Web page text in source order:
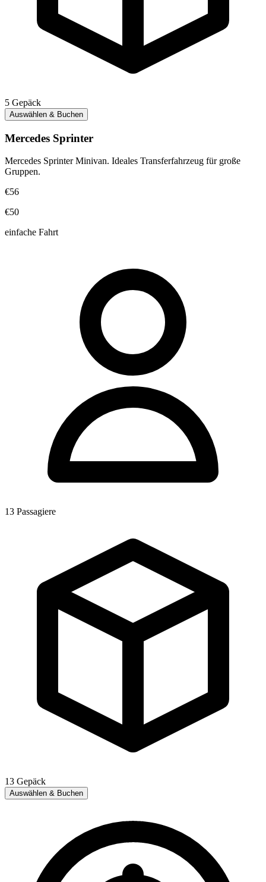
5 Gepäck
Auswählen & Buchen
Mercedes Sprinter
Mercedes Sprinter Minivan. Ideales Transferfahrzeug für große
Gruppen.
€56
€50
einfache Fahrt
13 Passagiere
13 Gepäck
Auswählen & Buchen